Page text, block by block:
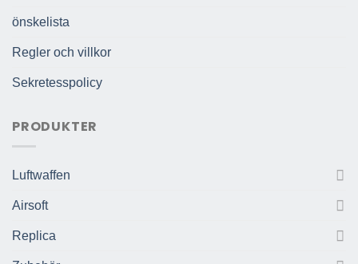
önskelista
Regler och villkor
Sekretesspolicy
PRODUKTER
Luftwaffen
Airsoft
Replica